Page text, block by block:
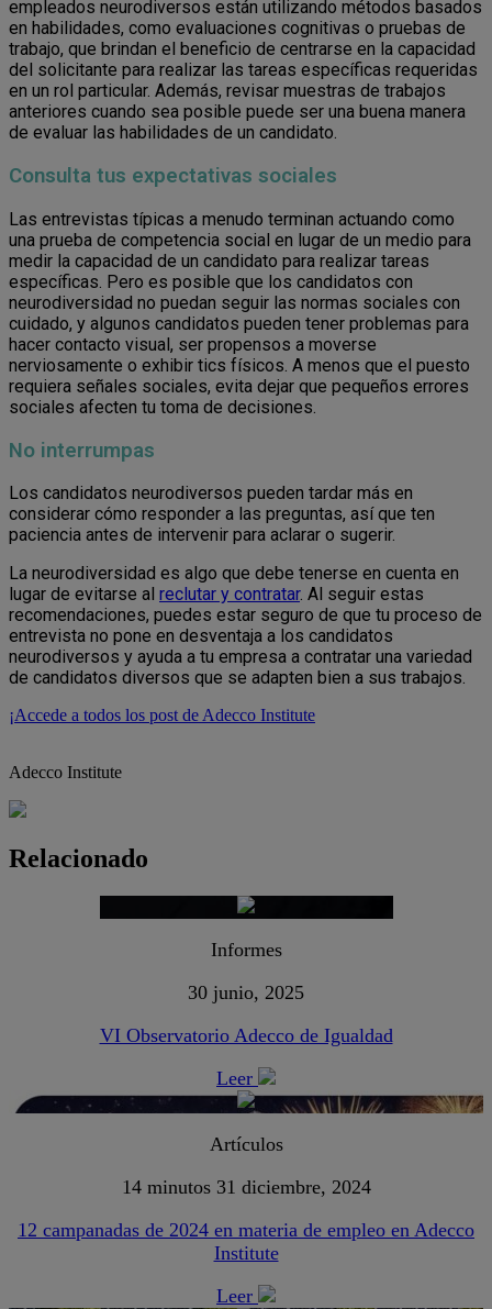
empleados neurodiversos están utilizando métodos basados
​​en habilidades, como evaluaciones cognitivas o pruebas de
trabajo, que brindan el beneficio de centrarse en la capacidad
del solicitante para realizar las tareas específicas requeridas
en un rol particular. Además, revisar muestras de trabajos
anteriores cuando sea posible puede ser una buena manera
de evaluar las habilidades de un candidato.
Consulta tus expectativas sociales
Las entrevistas típicas a menudo terminan actuando como
una prueba de competencia social en lugar de un medio para
medir la capacidad de un candidato para realizar tareas
específicas. Pero es posible que los candidatos con
neurodiversidad no puedan seguir las normas sociales con
cuidado, y algunos candidatos pueden tener problemas para
hacer contacto visual, ser propensos a moverse
nerviosamente o exhibir tics físicos. A menos que el puesto
requiera señales sociales, evita dejar que pequeños errores
sociales afecten tu toma de decisiones.
No interrumpas
Los candidatos neurodiversos pueden tardar más en
considerar cómo responder a las preguntas, así que ten
paciencia antes de intervenir para aclarar o sugerir.
La neurodiversidad es algo que debe tenerse en cuenta en
lugar de evitarse al reclutar y contratar. Al seguir estas
recomendaciones, puedes estar seguro de que tu proceso de
entrevista no pone en desventaja a los candidatos
neurodiversos y ayuda a tu empresa a contratar una variedad
de candidatos diversos que se adapten bien a sus trabajos.
¡Accede a todos los post de Adecco Institute
Adecco Institute
Relacionado
Informes
30 junio, 2025
VI Observatorio Adecco de Igualdad
Leer
Artículos
14 minutos 31 diciembre, 2024
12 campanadas de 2024 en materia de empleo en Adecco
Institute
Leer